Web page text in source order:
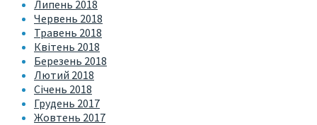
Липень 2018
Червень 2018
Травень 2018
Квітень 2018
Березень 2018
Лютий 2018
Січень 2018
Грудень 2017
Жовтень 2017